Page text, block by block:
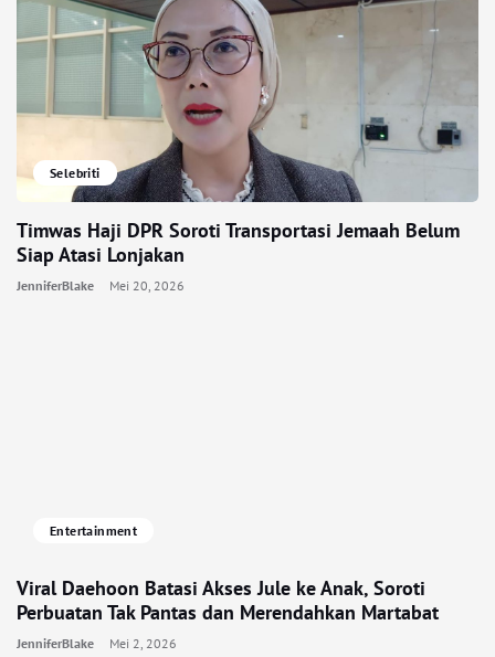
Selebriti
Timwas Haji DPR Soroti Transportasi Jemaah Belum
Siap Atasi Lonjakan
JenniferBlake Mei 20, 2026
Entertainment
Viral Daehoon Batasi Akses Jule ke Anak, Soroti
Perbuatan Tak Pantas dan Merendahkan Martabat
JenniferBlake Mei 2, 2026